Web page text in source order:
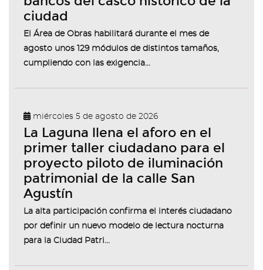
ciudad
El Área de Obras habilitará durante el mes de
agosto unos 129 módulos de distintos tamaños,
cumpliendo con las exigencia...
miércoles 5 de agosto de 2026
La Laguna llena el aforo en el
primer taller ciudadano para el
proyecto piloto de iluminación
patrimonial de la calle San
Agustín
La alta participación confirma el interés ciudadano
por definir un nuevo modelo de lectura nocturna
para la Ciudad Patri...